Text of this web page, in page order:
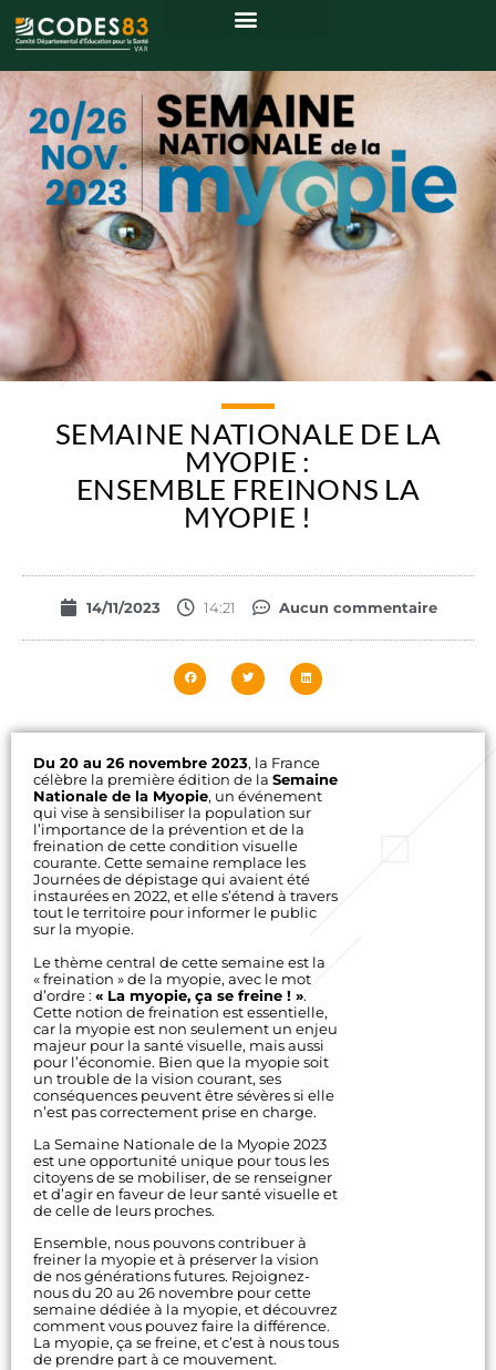
SEMAINE NATIONALE DE LA
MYOPIE :
ENSEMBLE FREINONS LA
MYOPIE !
14/11/2023 14:21 Aucun commentaire
Du 20 au 26 novembre 2023, la France
célèbre la première édition de la Semaine
Nationale de la Myopie, un événement
qui vise à sensibiliser la population sur
l’importance de la prévention et de la
freination de cette condition visuelle
courante. Cette semaine remplace les
Journées de dépistage qui avaient été
instaurées en 2022, et elle s’étend à travers
tout le territoire pour informer le public
sur la myopie.
Le thème central de cette semaine est la
« freination » de la myopie, avec le mot
d’ordre : « La myopie, ça se freine ! ».
Cette notion de freination est essentielle,
car la myopie est non seulement un enjeu
majeur pour la santé visuelle, mais aussi
pour l’économie. Bien que la myopie soit
un trouble de la vision courant, ses
conséquences peuvent être sévères si elle
n’est pas correctement prise en charge.
La Semaine Nationale de la Myopie 2023
est une opportunité unique pour tous les
citoyens de se mobiliser, de se renseigner
et d’agir en faveur de leur santé visuelle et
de celle de leurs proches.
Ensemble, nous pouvons contribuer à
freiner la myopie et à préserver la vision
de nos générations futures. Rejoignez-
nous du 20 au 26 novembre pour cette
semaine dédiée à la myopie, et découvrez
comment vous pouvez faire la différence.
La myopie, ça se freine, et c’est à nous tous
de prendre part à ce mouvement.